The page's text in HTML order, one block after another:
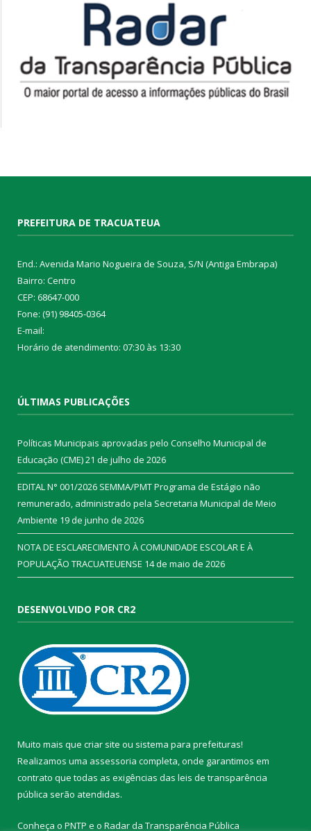
PREFEITURA DE TRACUATEUA
End.: Avenida Mario Nogueira de Souza, S/N (Antiga Embrapa)
Bairro: Centro
CEP: 68647-000
Fone: (91) 98405-0364
E-mail:
Horário de atendimento: 07:30 às 13:30
ÚLTIMAS PUBLICAÇÕES
Políticas Municipais aprovadas pelo Conselho Municipal de
Educação (CME)21 de julho de 2026
EDITAL N° 001/2026 SEMMA/PMT Programa de Estágio não
remunerado, administrado pela Secretaria Municipal de Meio
Ambiente 19 de junho de 2026
NOTA DE ESCLARECIMENTO À COMUNIDADE ESCOLAR E À
POPULAÇÃO TRACUATEUENSE 14 de maio de 2026
DESENVOLVIDO POR CR2
Muito mais que criar site ou sistema para prefeituras!
Realizamos uma assessoria completa, onde garantimos em
contrato que todas as exigências das leis de transparência
pública serão atendidas.
Conheça o PNTP e o Radar da Transparência Pública